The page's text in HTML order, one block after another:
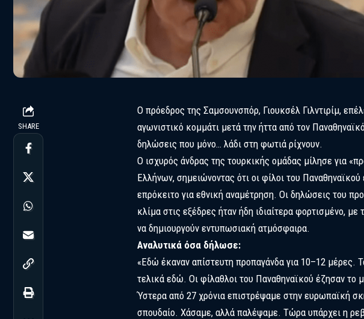
SHARE
Ο πρόεδρος της Σαμσουνσπόρ, Γιουκσέλ Γιλντιρίμ,
αγωνιστικό κομμάτι μετά την ήττα από τον
δηλώσεις που μόνο… λάδι στη φωτιά ρίχνουν.
Ο ισχυρός άνδρας της τουρκικής ομάδας μίλησε για
Ελλήνων, σημειώνοντας ότι οι φίλοι του
επρόκειτο για εθνική αναμέτρηση. Οι δηλώσεις του
κλίμα στις εξέδρες ήταν ήδη ιδιαίτερα φορτισμένο,
να δημιουργούν εντυπωσιακή ατμόσφαιρα.
Αναλυτικά όσα δήλωσε:
«Εδώ έκαναν απίστευτη προπαγάνδα για 10–12 μέρες.
τελικά εδώ. Οι φίλαθλοι του Παναθηναϊκού έζησαν το
Ύστερα από 27 χρόνια επιστρέψαμε στην ευρωπαϊκή
σπουδαίο. Χάσαμε, αλλά παλέψαμε. Τώρα υπάρχει η